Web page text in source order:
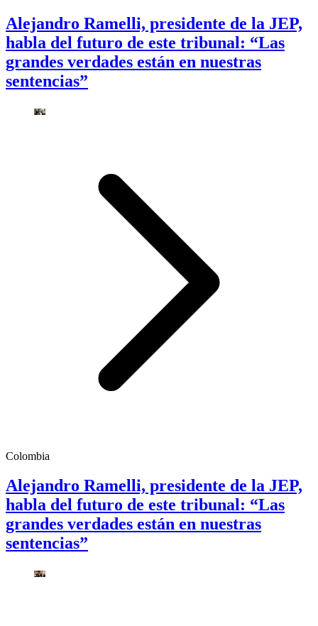
Alejandro Ramelli, presidente de la JEP,
habla del futuro de este tribunal: “Las
grandes verdades están en nuestras
sentencias”
Colombia
Alejandro Ramelli, presidente de la JEP,
habla del futuro de este tribunal: “Las
grandes verdades están en nuestras
sentencias”